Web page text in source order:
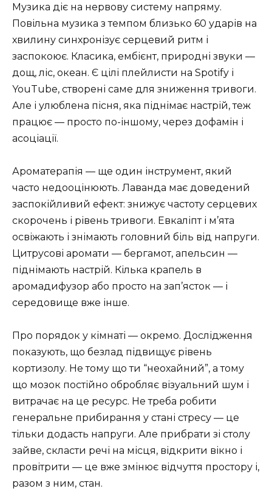
Музика діє на нервову систему напряму.
Повільна музика з темпом близько 60 ударів на
хвилину синхронізує серцевий ритм і
заспокоює. Класика, ембієнт, природні звуки —
дощ, ліс, океан. Є цілі плейлисти на Spotify і
YouTube, створені саме для зниження тривоги.
Але і улюблена пісня, яка піднімає настрій, теж
працює — просто по-іншому, через дофамін і
асоціації.
Ароматерапія — ще один інструмент, який
часто недооцінюють. Лаванда має доведений
заспокійливий ефект: знижує частоту серцевих
скорочень і рівень тривоги. Евкаліпт і м’ята
освіжають і знімають головний біль від напруги.
Цитрусові аромати — бергамот, апельсин —
піднімають настрій. Кілька крапель в
аромадифузор або просто на зап’ясток — і
середовище вже інше.
Про порядок у кімнаті — окремо. Дослідження
показують, що безлад підвищує рівень
кортизолу. Не тому що ти “неохайний”, а тому
що мозок постійно обробляє візуальний шум і
витрачає на це ресурс. Не треба робити
генеральне прибирання у стані стресу — це
тільки додасть напруги. Але прибрати зі столу
зайве, скласти речі на місця, відкрити вікно і
провітрити — це вже змінює відчуття простору і,
разом з ним, стан.